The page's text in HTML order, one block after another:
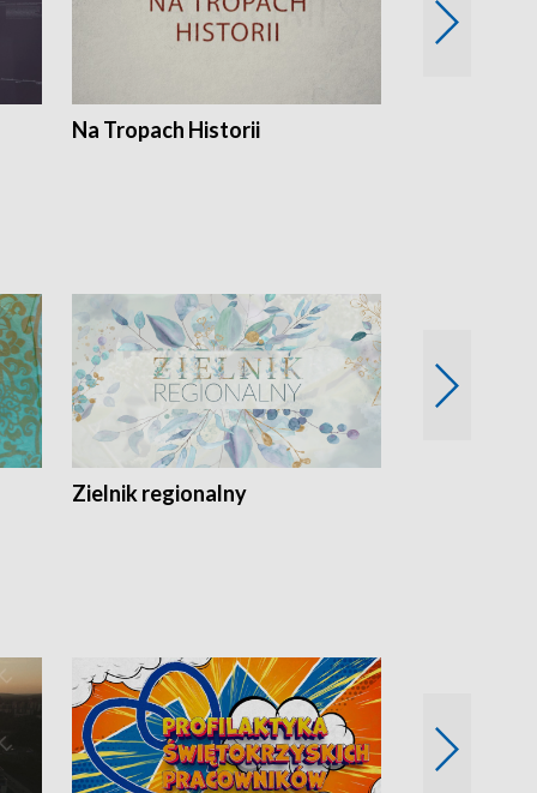
Na Tropach Historii
Zielnik regionalny